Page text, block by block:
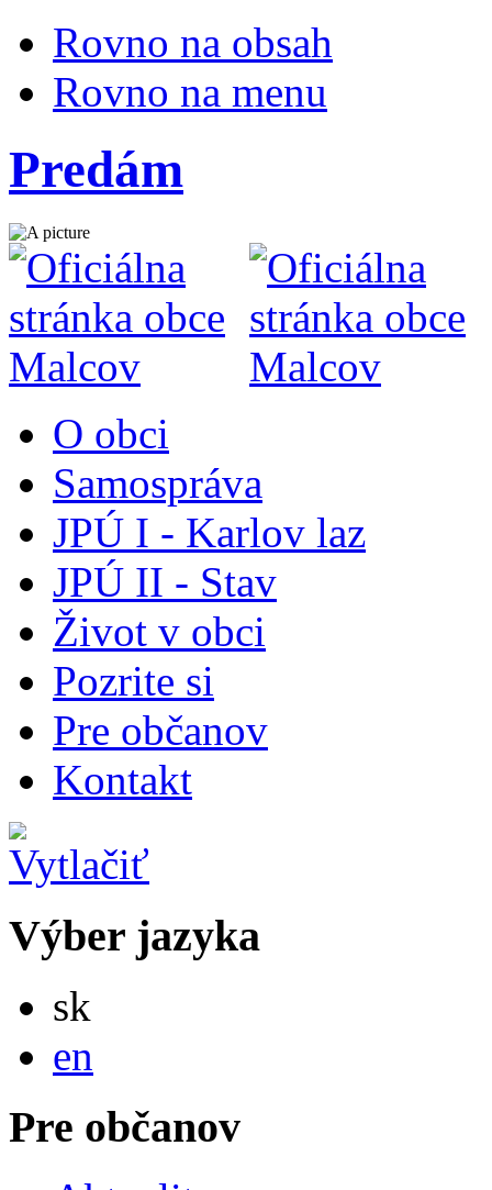
Rovno na obsah
Rovno na menu
Predám
O obci
Samospráva
JPÚ I - Karlov laz
JPÚ II - Stav
Život v obci
Pozrite si
Pre občanov
Kontakt
Výber jazyka
sk
en
Pre občanov